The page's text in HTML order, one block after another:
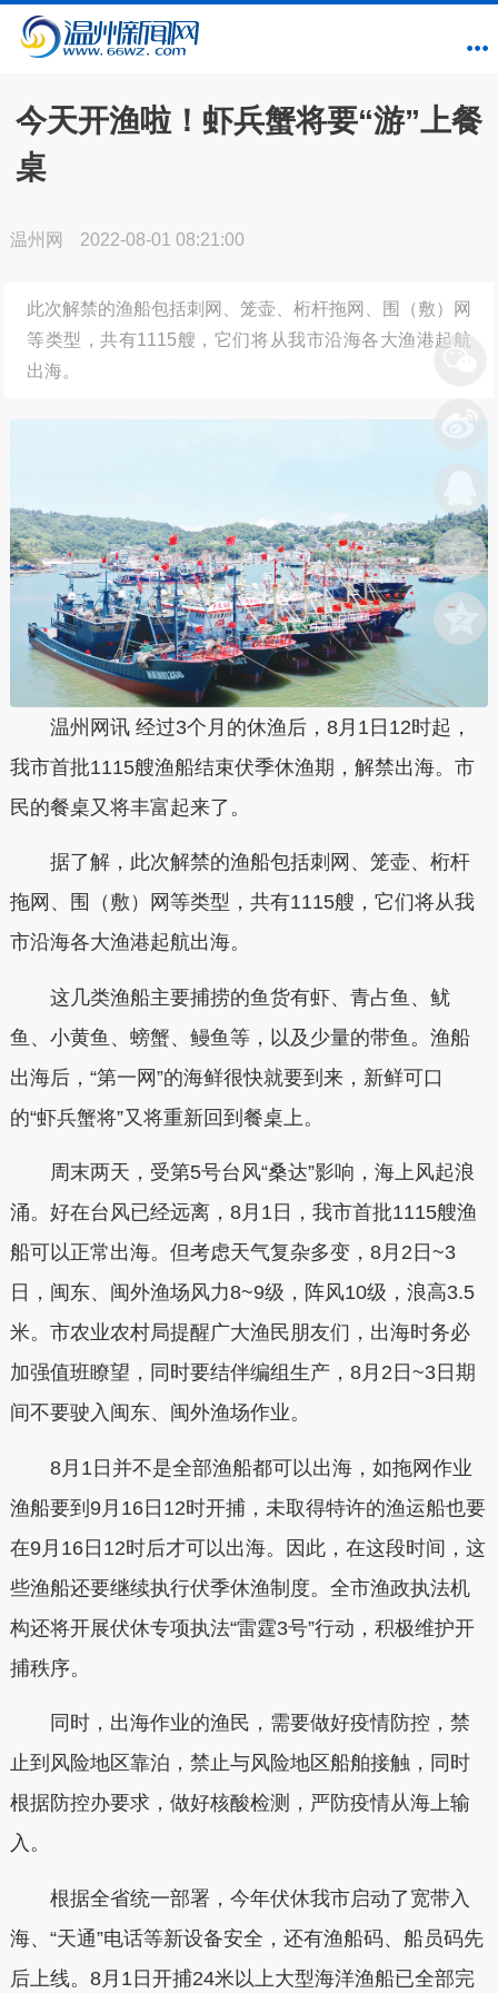
今天开渔啦！虾兵蟹将要“游”上餐
桌
温州网 2022-08-01 08:21:00
此次解禁的渔船包括刺网、笼壶、桁杆拖网、围（敷）网
等类型，共有1115艘，它们将从我市沿海各大渔港起航
出海。
温州网讯 经过3个月的休渔后，8月1日12时起，
我市首批1115艘渔船结束伏季休渔期，解禁出海。市
民的餐桌又将丰富起来了。
据了解，此次解禁的渔船包括刺网、笼壶、桁杆
拖网、围（敷）网等类型，共有1115艘，它们将从我
市沿海各大渔港起航出海。
这几类渔船主要捕捞的鱼货有虾、青占鱼、鱿
鱼、小黄鱼、螃蟹、鳗鱼等，以及少量的带鱼。渔船
出海后，“第一网”的海鲜很快就要到来，新鲜可口
的“虾兵蟹将”又将重新回到餐桌上。
周末两天，受第5号台风“桑达”影响，海上风起浪
涌。好在台风已经远离，8月1日，我市首批1115艘渔
船可以正常出海。但考虑天气复杂多变，8月2日~3
日，闽东、闽外渔场风力8~9级，阵风10级，浪高3.5
米。市农业农村局提醒广大渔民朋友们，出海时务必
加强值班瞭望，同时要结伴编组生产，8月2日~3日期
间不要驶入闽东、闽外渔场作业。
8月1日并不是全部渔船都可以出海，如拖网作业
渔船要到9月16日12时开捕，未取得特许的渔运船也要
在9月16日12时后才可以出海。因此，在这段时间，这
些渔船还要继续执行伏季休渔制度。全市渔政执法机
构还将开展伏休专项执法“雷霆3号”行动，积极维护开
捕秩序。
同时，出海作业的渔民，需要做好疫情防控，禁
止到风险地区靠泊，禁止与风险地区船舶接触，同时
根据防控办要求，做好核酸检测，严防疫情从海上输
入。
根据全省统一部署，今年伏休我市启动了宽带入
海、“天通”电话等新设备安全，还有渔船码、船员码先
后上线。8月1日开捕24米以上大型海洋渔船已全部完